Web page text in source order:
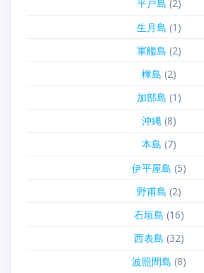
平戸島 (2)
生月島 (1)
軍艦島 (2)
樺島 (2)
加部島 (1)
沖縄(8)
本島 (7)
伊平屋島 (5)
野甫島 (2)
石垣島 (16)
西表島 (32)
波照間島 (8)